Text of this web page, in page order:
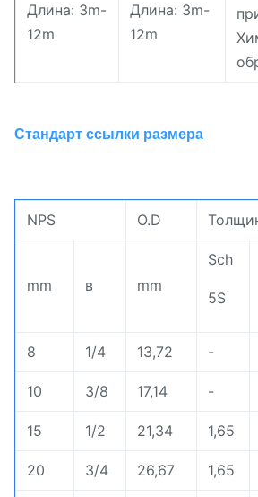
Длина: 3m-
12m
Длина: 3m-
12m
Стандарт ссылки размера
NPS O.D
mm в mm
Sch
5S
8 1/4 13,72 -
10 3/8 17,14 -
15 1/2 21,34 1,65
20 3/4 26,67 1,65